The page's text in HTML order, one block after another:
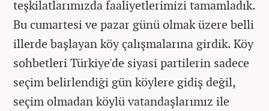
teşkilatlarımızda faaliyetlerimizi tamamladık.
Bu cumartesi ve pazar günü olmak üzere belli
illerde başlayan köy çalışmalarına girdik. Köy
sohbetleri Türkiye'de siyasi partilerin sadece
seçim belirlendiği gün köylere gidiş değil,
seçim olmadan köylü vatandaşlarımız ile